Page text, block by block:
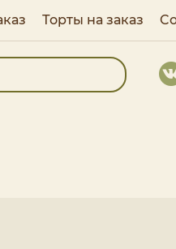
Торты на заказ